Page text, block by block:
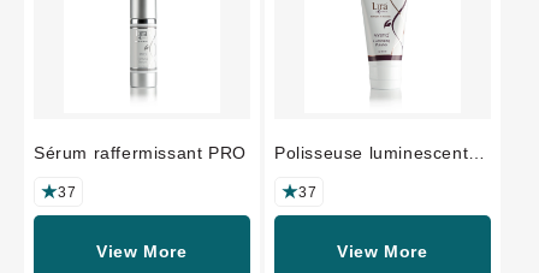
Sérum raffermissant PRO
37
View More
Polisseuse luminescente
37
View More